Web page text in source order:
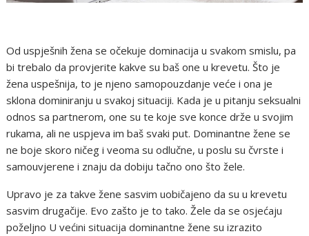
Od uspješnih žena se očekuje dominacija u svakom smislu, pa
bi trebalo da provjerite kakve su baš one u krevetu. Što je
žena uspešnija, to je njeno samopouzdanje veće i ona je
sklona dominiranju u svakoj situaciji. Kada je u pitanju seksualni
odnos sa partnerom, one su te koje sve konce drže u svojim
rukama, ali ne uspjeva im baš svaki put. Dominantne žene se
ne boje skoro ničeg i veoma su odlučne, u poslu su čvrste i
samouvjerene i znaju da dobiju tačno ono što žele.
Upravo je za takve žene sasvim uobičajeno da su u krevetu
sasvim drugačije. Evo zašto je to tako. Žele da se osjećaju
poželjno U većini situacija dominantne žene su izrazito